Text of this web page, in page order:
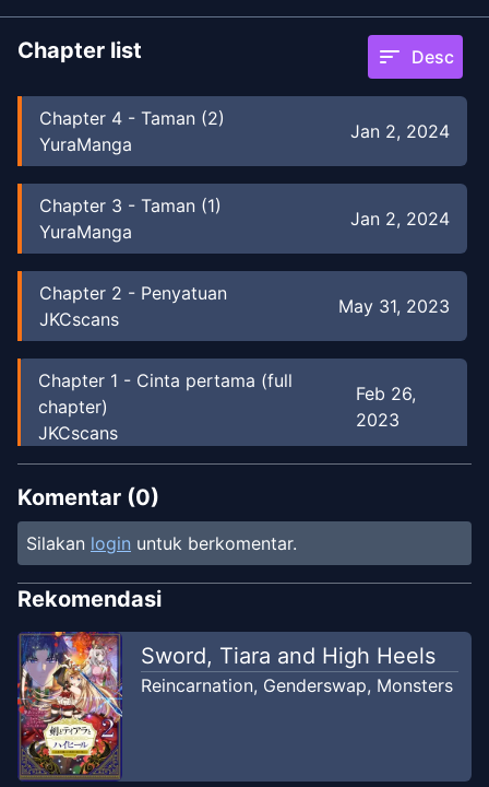
Chapter list sort Desc
Chapter 4 - Taman (2)
YuraManga
Jan 2, 2024
Chapter 3 - Taman (1)
YuraManga
Jan 2, 2024
Chapter 2 - Penyatuan
JKCscans
May 31, 2023
Chapter 1 - Cinta pertama (full
chapter)
JKCscans
Feb 26,
2023
Komentar (0)
Silakan login untuk berkomentar.
Rekomendasi
Sword, Tiara and High Heels
Reincarnation, Genderswap, Monsters